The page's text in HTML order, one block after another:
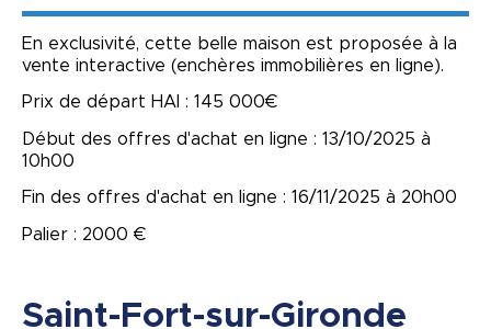
En exclusivité, cette belle maison est proposée à la
vente interactive (enchères immobilières en ligne).
Prix de départ HAI : 145 000€
Début des offres d'achat en ligne : 13/10/2025 à
10h00
Fin des offres d'achat en ligne : 16/11/2025 à 20h00
Palier : 2000 €
Saint-Fort-sur-Gironde